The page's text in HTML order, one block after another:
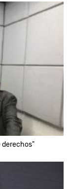
derechos"